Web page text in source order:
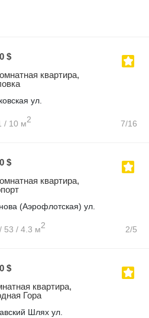
$
квартира,
ул.
/ 10 м2 7/16
$
квартира,
(Аэрофлотская) ул.
53 / 4.3 м2 2/5
$
квартира,
Гора
Шлях ул.